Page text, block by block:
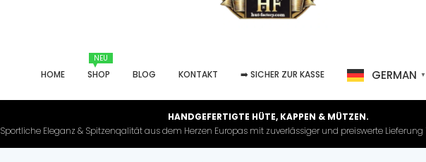
HOME
NEU
SHOP BLOG KONTAKT ➡️ SICHER ZUR KASSE GERMAN ▼
HANDGEFERTIGTE HÜTE, KAPPEN & MÜTZEN.
Sportliche Eleganz & Spitzenqalität aus dem Herzen Europas mit zuverlässiger und preiswerte Lieferung in